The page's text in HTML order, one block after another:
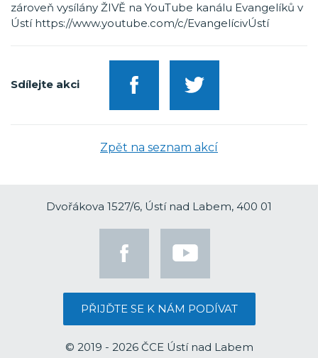
zároveň vysílány ŽIVĚ na YouTube kanálu Evangelíků v
Ústí https://www.youtube.com/c/EvangelícivÚstí
Sdílejte akci
Zpět na seznam akcí
Dvořákova 1527/6, Ústí nad Labem, 400 01
PŘIJĎTE SE K NÁM PODÍVAT
© 2019 - 2026 ČCE Ústí nad Labem